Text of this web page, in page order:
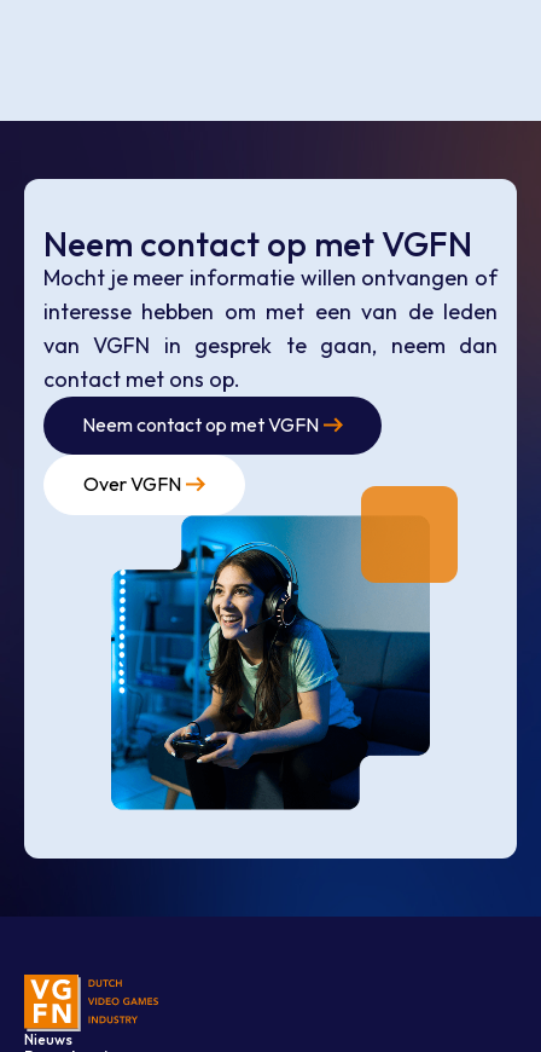
Neem contact op met VGFN
Mocht je meer informatie willen ontvangen of
interesse hebben om met een van de leden
van VGFN in gesprek te gaan, neem dan
contact met ons op.
Neem contact op met VGFN
Over VGFN
Nieuws